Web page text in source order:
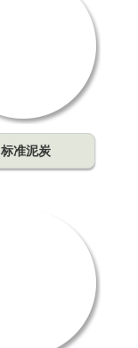
标准泥炭